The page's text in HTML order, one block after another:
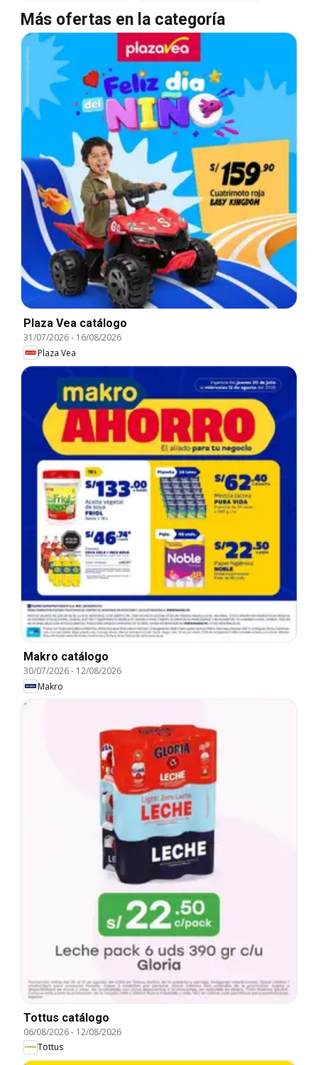
Más ofertas en la categoría
Plaza Vea catálogo
31/07/2026- 16/08/2026
Plaza Vea
Makro catálogo
30/07/2026- 12/08/2026
Makro
Tottus catálogo
06/08/2026- 12/08/2026
Tottus